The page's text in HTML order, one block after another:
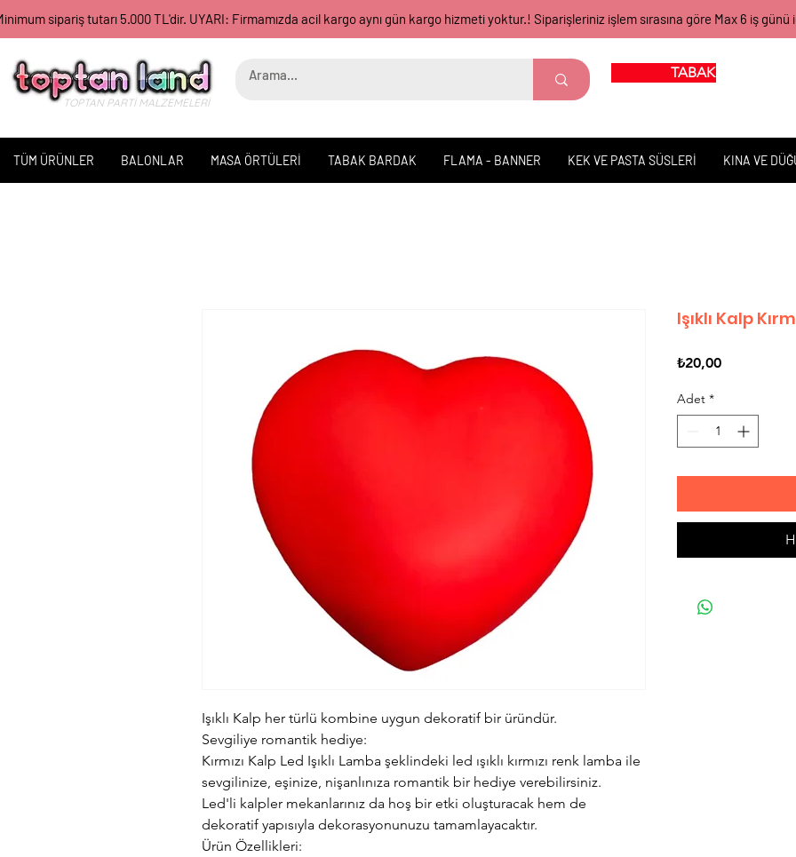
sipariş tutarı 5.000 TL'dir. UYARI: Firmamızda acil kargo aynı gün kargo hizmeti yoktur.! Siparişleriniz işlem sırasına göre Max 6 iş
TOPTAN PARTİ MALZEMELERİ
TABAK BARDAK
TÜM ÜRÜNLER BALONLAR MASA ÖRTÜLERİ TABAK BARDAK FLAMA - BANNER KEK VE PASTA SÜSLERİ KINA VE
Işıklı Kalp her türlü kombine uygun dekoratif bir üründür.
Sevgiliye romantik hediye:
Kırmızı Kalp Led Işıklı Lamba şeklindeki led ışıklı kırmızı renk lamba ile
sevgilinize, eşinize, nişanlınıza romantik bir hediye verebilirsiniz.
Led'li kalpler mekanlarınız da hoş bir etki oluşturacak hem de
dekoratif yapısıyla dekorasyonunuzu tamamlayacaktır.
Ürün Özellikleri:
Işıklı Kalp
₺20,00Fiyat
Adet *